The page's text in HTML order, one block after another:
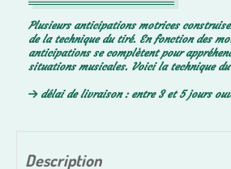
Plusieurs anticipations motrices
de la technique du tiré. En fonction des
anticipations se complètent pour
situations musicales. Voici la technique
délai de livraison : entre 3 et 5 jours
Description